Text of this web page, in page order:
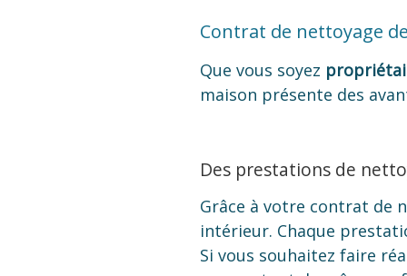
Contrat de nettoyage
Que vous soyez
maison présente des
Des prestations de
Grâce à votre contrat de
intérieur. Chaque
Si vous souhaitez faire